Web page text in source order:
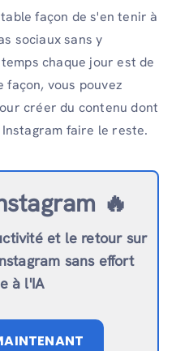
façon de s'en tenir à
sociaux sans y
chaque jour est de
façon, vous pouvez
créer du contenu dont
faire le reste.
🔥
et le retour sur
sans effort
à l'IA